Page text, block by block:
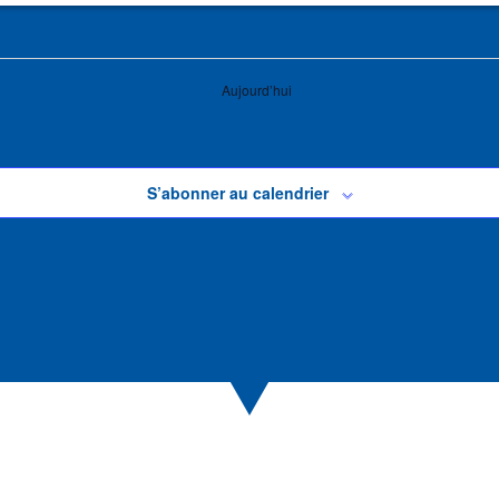
Aujourd’hui
S’abonner au calendrier